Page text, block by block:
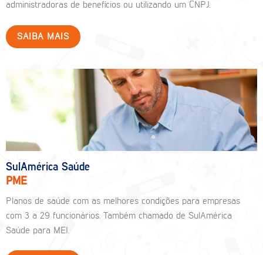
administradoras de benefícios ou utilizando um CNPJ.
SAIBA MAIS
SulAmérica Saúde
PME
Planos de saúde com as melhores condições para empresas
com 3 a 29 funcionários. Também chamado de SulAmérica
Saúde para MEI.